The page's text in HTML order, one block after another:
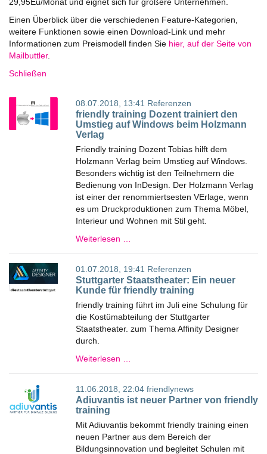
Einen Überblick über die verschiedenen Feature-Kategorien,
weitere Funktionen sowie einen Download-Link und mehr
Informationen zum Preismodell finden Sie hier, auf der Seite von
Mailbuttler.
Schließen
08.07.2018, 13:41 Referenzen
friendly training Dozent trainiert den
Umstieg auf Windows beim Holzmann
Verlag
Friendly training Dozent Tobias hilft dem
Holzmann Verlag beim Umstieg auf Windows.
Besonders wichtig ist den Teilnehmern die
Bedienung von InDesign. Der Holzmann Verlag
ist einer der renommiertsesten VErlage, wenn
es um Druckproduktionen zum Thema Möbel,
Interieur und Wohnen mit Stil geht.
Weiterlesen …
01.07.2018, 19:41 Referenzen
Stuttgarter Staatstheater: Ein neuer
Kunde für friendly training
friendly training führt im Juli eine Schulung für
die Kostümabteilung der Stuttgarter
Staatstheater. zum Thema Affinity Designer
durch.
Weiterlesen …
11.06.2018, 22:04 friendlynews
Adiuvantis ist neuer Partner von friendly
training
Mit Adiuvantis bekommt friendly training einen
neuen Partner aus dem Bereich der
Bildungsinnovation und begleitet Schulen mit